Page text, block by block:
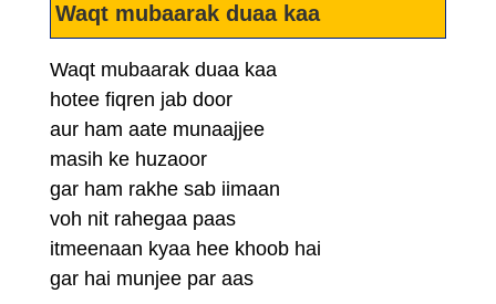
Waqt mubaarak duaa kaa
Waqt mubaarak duaa kaa
hotee fiqren jab door
aur ham aate munaajjee
masih ke huzaoor
gar ham rakhe sab iimaan
voh nit rahegaa paas
itmeenaan kyaa hee khoob hai
gar hai munjee par aas